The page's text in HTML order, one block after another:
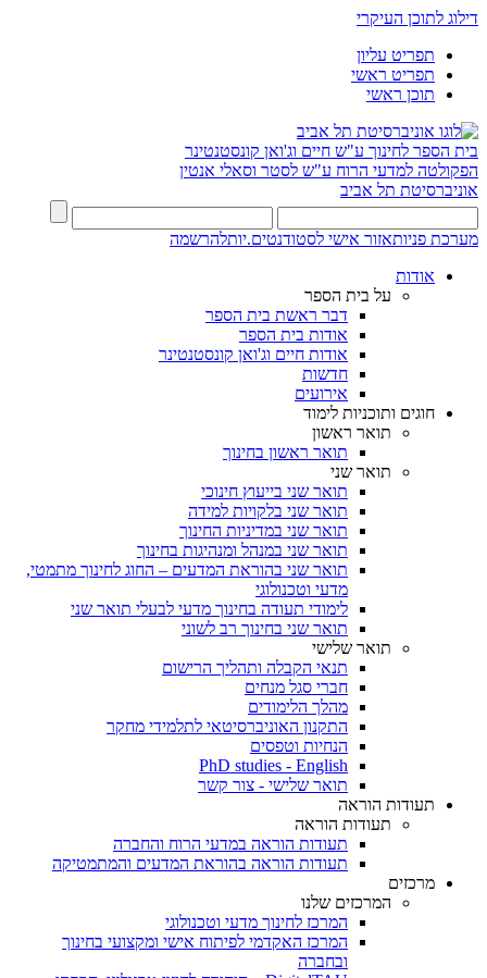
דילוג לתוכן העיקרי
תפריט עליון
תפריט ראשי
תוכן ראשי
בית הספר לחינוך ע"ש חיים וג'ואן קונסטנטינר
הפקולטה למדעי הרוח ע"ש לסטר וסאלי אנטין
אוניברסיטת תל אביב
מערכת פניותאזור אישי לסטודנטים.יותלהרשמה
אודות
על בית הספר
דבר ראשת בית הספר
אודות בית הספר
אודות חיים וג'ואן קונסטנטינר
חדשות
אירועים
חוגים ותוכניות לימוד
תואר ראשון
תואר ראשון בחינוך
תואר שני
תואר שני בייעוץ חינוכי
תואר שני בלקויות למידה
תואר שני במדיניות החינוך
תואר שני במנהל ומנהיגות בחינוך
תואר שני בהוראת המדעים – החוג לחינוך מתמטי,
מדעי וטכנולוגי
לימודי תעודה בחינוך מדעי לבעלי תואר שני
תואר שני בחינוך רב לשוני
תואר שלישי
תנאי הקבלה ותהליך הרישום
חברי סגל מנחים
מהלך הלימודים
התקנון האוניברסיטאי לתלמידי מחקר
הנחיות וטפסים
PhD studies - English
תואר שלישי - צור קשר
תעודות הוראה
תעודות הוראה
תעודות הוראה במדעי הרוח והחברה
תעודות הוראה בהוראת המדעים והמתמטיקה
מרכזים
המרכזים שלנו
המרכז לחינוך מדעי וטכנולוגי
המרכז האקדמי לפיתוח אישי ומקצועי בחינוך
ובחברה